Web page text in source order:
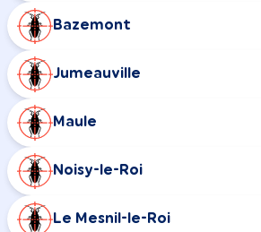
Bazemont
Jumeauville
Maule
Noisy-le-Roi
Le Mesnil-le-Roi